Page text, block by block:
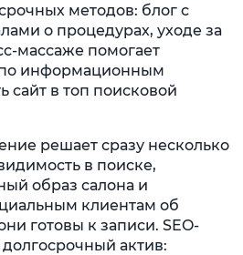
методов: блог с
о процедурах, уходе за
массаже помогает
информационным
сайт в топ поисковой
решает сразу несколько
в поиске,
образ салона и
клиентам об
готовы к записи. SEO-
долгосрочный актив: